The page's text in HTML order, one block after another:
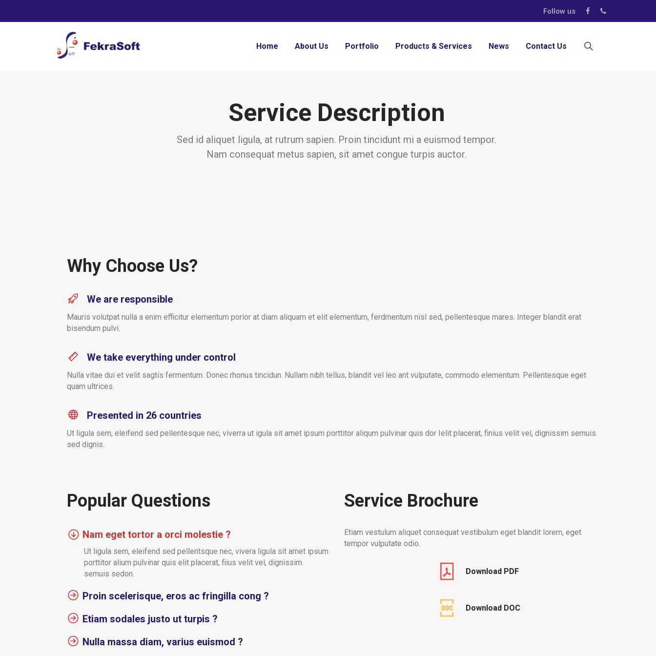
Follow us
Home About Us Portfolio Products & Services News Contact Us
Service Description
Sed id aliquet ligula, at rutrum sapien. Proin tincidunt mi a euismod tempor.
Nam consequat metus sapien, sit amet congue turpis auctor.
Why Choose Us?
We are responsible
Mauris volutpat nulla a enim efficitur elementum porior at diam aliquam et elit elementum, ferdmentum nisl sed, pellentesque mares. Integer blandit erat
bisendum pulvi.
We take everything under control
Nulla vitae dui et velit sagtis fermentum. Donec rhonus tincidun. Nullam nibh tellus, blandit vel leo ant vulputate, commodo elementum. Pellentesque eget
quam ultrices.
Presented in 26 countries
Ut ligula sem, eleifend sed pellentesque nec, viverra ut igula sit amet ipsum porttitor aliqum pulvinar quis dor Ielit placerat, finius velit vel, dignissim semuis
sed dignis.
Popular Questions Service Brochure
Nam eget tortor a orci molestie ?
Ut ligula sem, eleifend sed pellentsque nec, vivera ligula sit amet ipsum
porttitor alium pulvinar quis elit placerat, fiius velit vel, dignissim
semuis sedon.
Proin scelerisque, eros ac fringilla cong ?
Etiam sodales justo ut turpis ?
Nulla massa diam, varius euismod ?
Etiam vestulum aliquet consequat vestibulum eget blandit lorem, eget
tempor vulputate odio.
Download PDF
Download DOC